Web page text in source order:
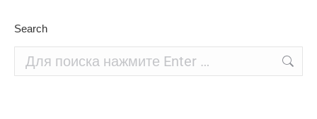
Search